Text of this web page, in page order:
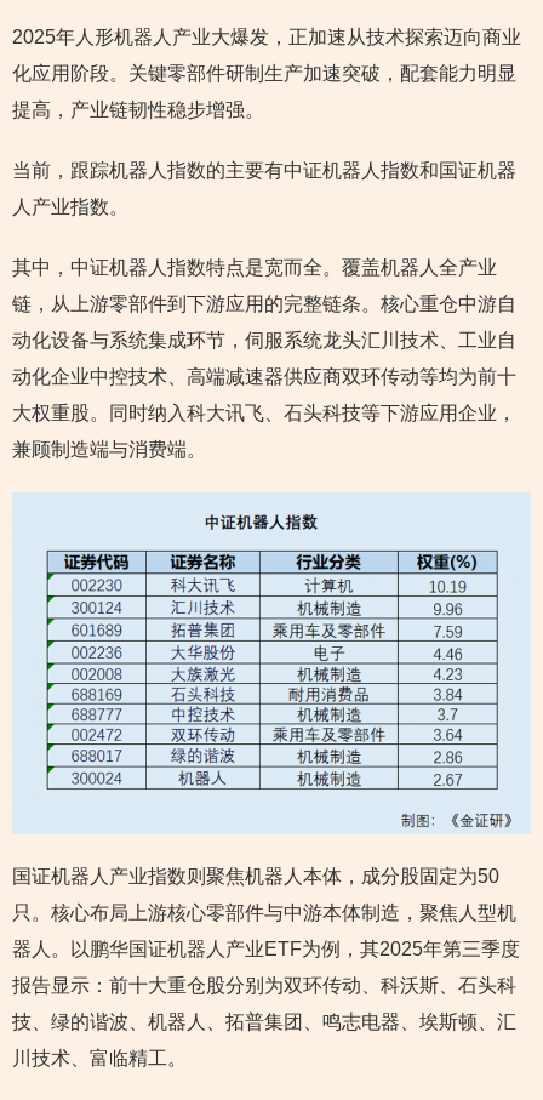
2025年人形机器人产业大爆发，正加速从技术探索迈向商业
化应用阶段。关键零部件研制生产加速突破，配套能力明显
提高，产业链韧性稳步增强。
当前，跟踪机器人指数的主要有中证机器人指数和国证机器
人产业指数。
其中，中证机器人指数特点是宽而全。覆盖机器人全产业
链，从上游零部件到下游应用的完整链条。核心重仓中游自
动化设备与系统集成环节，伺服系统龙头汇川技术、工业自
动化企业中控技术、高端减速器供应商双环传动等均为前十
大权重股。同时纳入科大讯飞、石头科技等下游应用企业，
兼顾制造端与消费端。
国证机器人产业指数则聚焦机器人本体，成分股固定为50
只。核心布局上游核心零部件与中游本体制造，聚焦人型机
器人。以鹏华国证机器人产业ETF为例，其2025年第三季度
报告显示：前十大重仓股分别为双环传动、科沃斯、石头科
技、绿的谐波、机器人、拓普集团、鸣志电器、埃斯顿、汇
川技术、富临精工。